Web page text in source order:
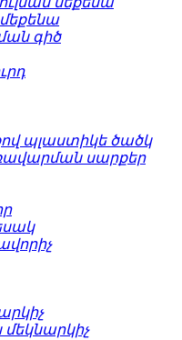
գիծ
պլաստիկե ծածկ
սարքեր